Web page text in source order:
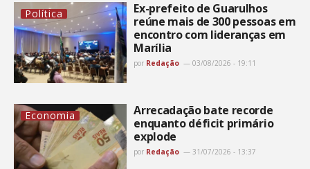
Política
Ex-prefeito de Guarulhos
reúne mais de 300 pessoas em
encontro com lideranças em
Marília
por Redação 03/08/2026 - 19:11
Economia
Arrecadação bate recorde
enquanto déficit primário
explode
por Redação 31/07/2026 - 13:37